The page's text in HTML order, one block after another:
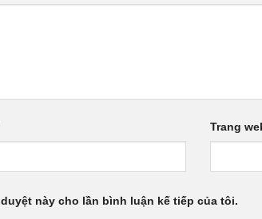
Trang
này cho lần bình luận kế tiếp của tôi.